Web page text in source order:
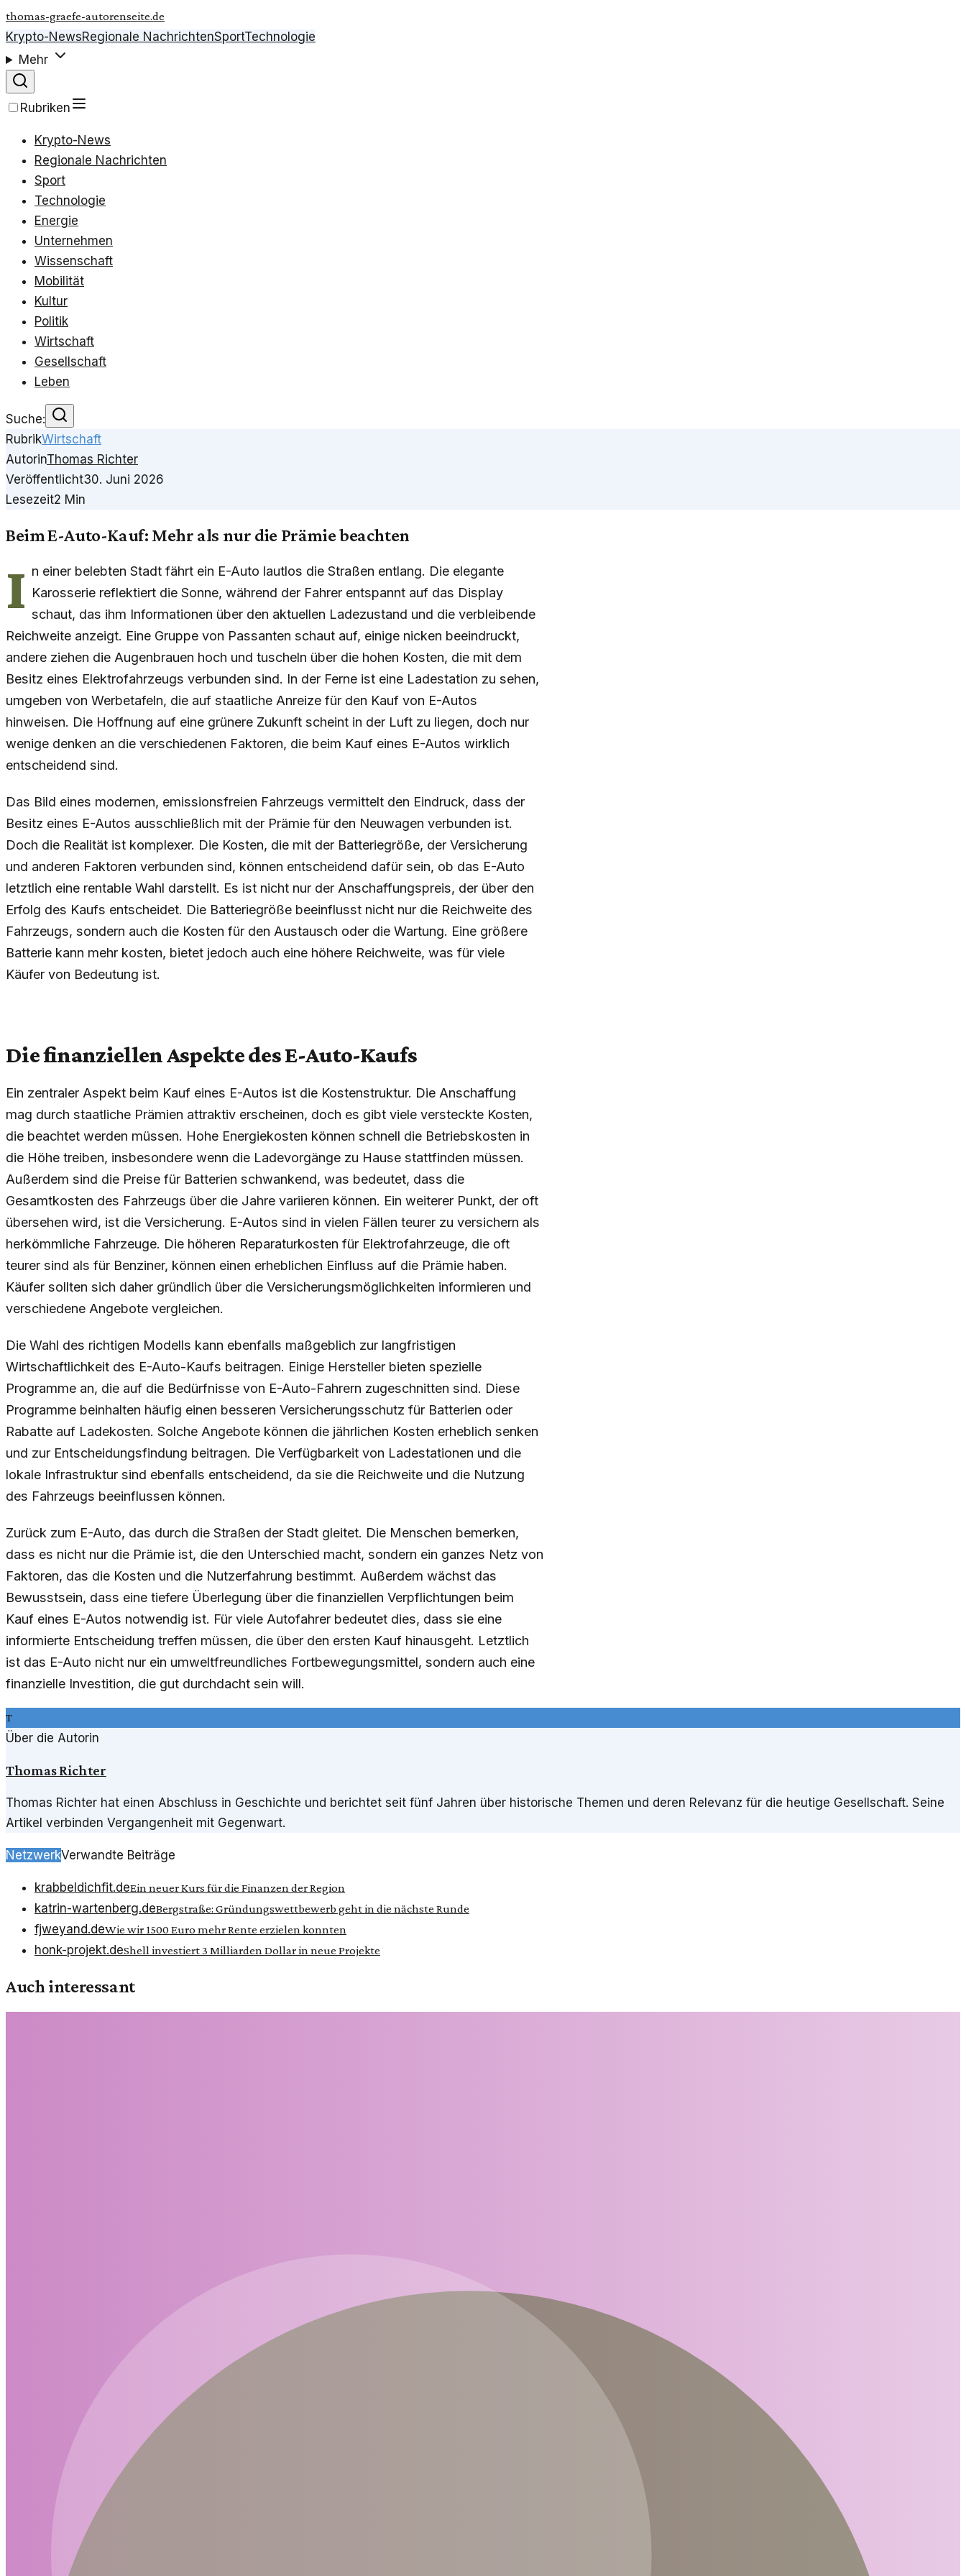
thomas-graefe-autorenseite.de
Krypto-NewsRegionale NachrichtenSportTechnologie
Mehr
Rubriken
Krypto-News
Regionale Nachrichten
Sport
Technologie
Energie
Unternehmen
Wissenschaft
Mobilität
Kultur
Politik
Wirtschaft
Gesellschaft
Leben
Suche:
RubrikWirtschaft
AutorinThomas Richter
Veröffentlicht30. Juni 2026
Lesezeit2 Min
Beim E-Auto-Kauf: Mehr als nur die Prämie beachten
I n einer belebten Stadt fährt ein E-Auto lautlos die Straßen entlang. Die elegante
Karosserie reflektiert die Sonne, während der Fahrer entspannt auf das Display
schaut, das ihm Informationen über den aktuellen Ladezustand und die verbleibende
Reichweite anzeigt. Eine Gruppe von Passanten schaut auf, einige nicken beeindruckt,
andere ziehen die Augenbrauen hoch und tuscheln über die hohen Kosten, die mit dem
Besitz eines Elektrofahrzeugs verbunden sind. In der Ferne ist eine Ladestation zu sehen,
umgeben von Werbetafeln, die auf staatliche Anreize für den Kauf von E-Autos
hinweisen. Die Hoffnung auf eine grünere Zukunft scheint in der Luft zu liegen, doch nur
wenige denken an die verschiedenen Faktoren, die beim Kauf eines E-Autos wirklich
entscheidend sind.
Das Bild eines modernen, emissionsfreien Fahrzeugs vermittelt den Eindruck, dass der
Besitz eines E-Autos ausschließlich mit der Prämie für den Neuwagen verbunden ist.
Doch die Realität ist komplexer. Die Kosten, die mit der Batteriegröße, der Versicherung
und anderen Faktoren verbunden sind, können entscheidend dafür sein, ob das E-Auto
letztlich eine rentable Wahl darstellt. Es ist nicht nur der Anschaffungspreis, der über den
Erfolg des Kaufs entscheidet. Die Batteriegröße beeinflusst nicht nur die Reichweite des
Fahrzeugs, sondern auch die Kosten für den Austausch oder die Wartung. Eine größere
Batterie kann mehr kosten, bietet jedoch auch eine höhere Reichweite, was für viele
Käufer von Bedeutung ist.
Die finanziellen Aspekte des E-Auto-Kaufs
Ein zentraler Aspekt beim Kauf eines E-Autos ist die Kostenstruktur. Die Anschaffung
mag durch staatliche Prämien attraktiv erscheinen, doch es gibt viele versteckte Kosten,
die beachtet werden müssen. Hohe Energiekosten können schnell die Betriebskosten in
die Höhe treiben, insbesondere wenn die Ladevorgänge zu Hause stattfinden müssen.
Außerdem sind die Preise für Batterien schwankend, was bedeutet, dass die
Gesamtkosten des Fahrzeugs über die Jahre variieren können. Ein weiterer Punkt, der oft
übersehen wird, ist die Versicherung. E-Autos sind in vielen Fällen teurer zu versichern als
herkömmliche Fahrzeuge. Die höheren Reparaturkosten für Elektrofahrzeuge, die oft
teurer sind als für Benziner, können einen erheblichen Einfluss auf die Prämie haben.
Käufer sollten sich daher gründlich über die Versicherungsmöglichkeiten informieren und
verschiedene Angebote vergleichen.
Die Wahl des richtigen Modells kann ebenfalls maßgeblich zur langfristigen
Wirtschaftlichkeit des E-Auto-Kaufs beitragen. Einige Hersteller bieten spezielle
Programme an, die auf die Bedürfnisse von E-Auto-Fahrern zugeschnitten sind. Diese
Programme beinhalten häufig einen besseren Versicherungsschutz für Batterien oder
Rabatte auf Ladekosten. Solche Angebote können die jährlichen Kosten erheblich senken
und zur Entscheidungsfindung beitragen. Die Verfügbarkeit von Ladestationen und die
lokale Infrastruktur sind ebenfalls entscheidend, da sie die Reichweite und die Nutzung
des Fahrzeugs beeinflussen können.
Zurück zum E-Auto, das durch die Straßen der Stadt gleitet. Die Menschen bemerken,
dass es nicht nur die Prämie ist, die den Unterschied macht, sondern ein ganzes Netz von
Faktoren, das die Kosten und die Nutzerfahrung bestimmt. Außerdem wächst das
Bewusstsein, dass eine tiefere Überlegung über die finanziellen Verpflichtungen beim
Kauf eines E-Autos notwendig ist. Für viele Autofahrer bedeutet dies, dass sie eine
informierte Entscheidung treffen müssen, die über den ersten Kauf hinausgeht. Letztlich
ist das E-Auto nicht nur ein umweltfreundliches Fortbewegungsmittel, sondern auch eine
finanzielle Investition, die gut durchdacht sein will.
T
Über die Autorin
Thomas Richter
Thomas Richter hat einen Abschluss in Geschichte und berichtet seit fünf Jahren über historische Themen und deren Relevanz für die heutige Gesellschaft. Seine
Artikel verbinden Vergangenheit mit Gegenwart.
NetzwerkVerwandte Beiträge
krabbeldichfit.deEin neuer Kurs für die Finanzen der Region
katrin-wartenberg.deBergstraße: Gründungswettbewerb geht in die nächste Runde
fjweyand.deWie wir 1500 Euro mehr Rente erzielen konnten
honk-projekt.deShell investiert 3 Milliarden Dollar in neue Projekte
Auch interessant